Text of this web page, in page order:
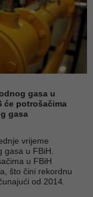
gasa u
će potrošačima
gasa
vrijeme
u FBiH.
u FBiH
što čini rekordnu
od 2014.